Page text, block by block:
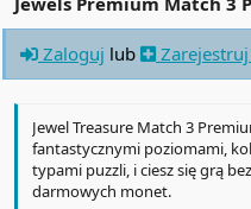
Zaloguj lub
Jewel Treasure Match 3
fantastycznymi poziomami,
typami puzzli, i ciesz się grą
darmowych monet.